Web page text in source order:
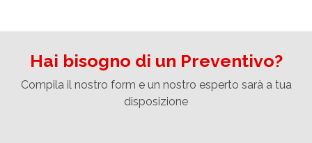
Hai bisogno di un Preventivo?
Compila il nostro form e un nostro esperto sarà a tua
disposizione